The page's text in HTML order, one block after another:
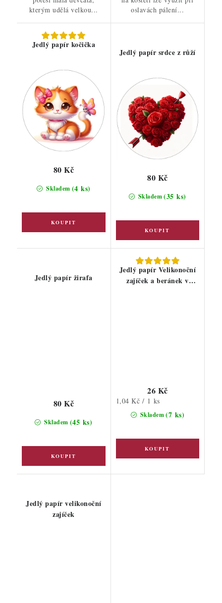
kterým udělá velkou...
oslavách pálení...
Jedlý papír kočička
Skladem (4 ks)
80 Kč
Jedlý papír srdce z růží
Skladem(35 ks)
80 Kč
Jedlý papír žirafa
Skladem (45 ks)
80 Kč
Jedlý papír Velikonoční
zajíček a beránek v
Skladem(7 ks)
26 Kč
Měrná
1,04 Kč / 1 ks
Jedlý papír velikonoční
zajíček